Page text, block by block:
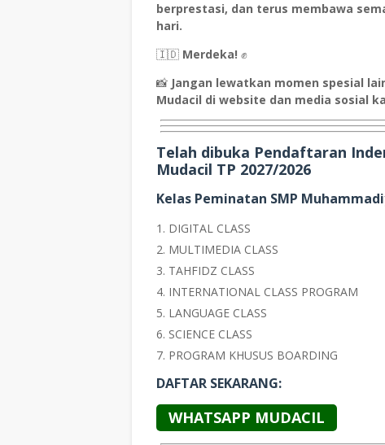
berprestasi, dan terus membawa
hari.
🇮🇩 Merdeka! ✊
📸 Jangan lewatkan momen spesial
Mudacil di website dan media sosial
Telah dibuka Pendaftaran
Mudacil TP 2027/2026
Kelas Peminatan SMP
DIGITAL CLASS
MULTIMEDIA CLASS
TAHFIDZ CLASS
INTERNATIONAL CLASS PROGRAM
LANGUAGE CLASS
SCIENCE CLASS
PROGRAM KHUSUS BOARDING
DAFTAR SEKARANG:
WHATSAPP MUDACIL